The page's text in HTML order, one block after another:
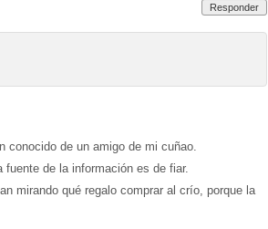
Responder
conocido de un amigo de mi cuñao.
de la información es de fiar.
mirando qué regalo comprar al crío, porque la